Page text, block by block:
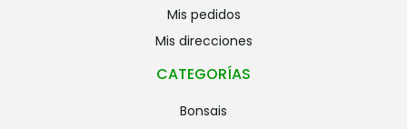
mis pedidos
mis direcciones
CATEGORÍAS
bonsais